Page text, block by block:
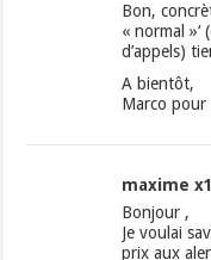
Bon,
« normal
d’appels)
A bientôt,
Marco pour
maxime
Bonjour ,
Je voulai
prix aux